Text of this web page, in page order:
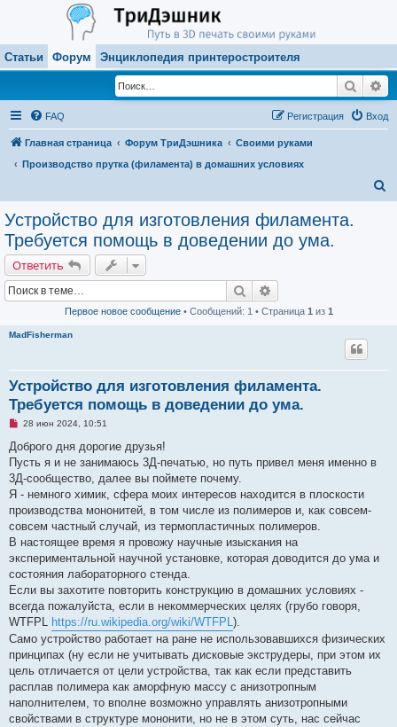
Статьи Форум Энциклопедия принтеростроителя
Поиск
FAQ Вход
Регистрация
Главная страница Форум ТриДэшника
Своими руками
Производство прутка (филамента) в домашних условиях
Устройство для изготовления филамента.
Требуется помощь в доведении до ума.
Ответить
Поиск
Первое новое сообщение• Сообщений: 1 • Страница 1 из 1
MadFisherman
Устройство для изготовления филамента.
Требуется помощь в доведении до ума.
Н
п
о
ч
и
т
а
н
о
с
о
б
щ
н
и
е
28 июн 2024, 10:51
Доброго дня дорогие друзья!
Пусть я и не занимаюсь 3Д-печатью, но путь привел меня именно в
3Д-сообщество, далее вы поймете почему.
Я - немного химик, сфера моих интересов находится в плоскости
производства мононитей, в том числе из полимеров и, как совсем-
совсем частный случай, из термопластичных полимеров.
В настоящее время я провожу научные изыскания на
экспериментальной научной установке, которая доводится до ума и
состояния лабораторного стенда.
Если вы захотите повторить конструкцию в домашних условиях -
всегда пожалуйста, если в некоммерческих целях (грубо говоря,
WTFPL https://ru.wikipedia.org/wiki/WTFPL).
Само устройство работает на ране не использовавшихся физических
принципах (ну если не учитывать дисковые экструдеры, при этом их
цель отличается от цели устройства, так как если представить
расплав полимера как аморфную массу с анизотропным
наполнителем, то вполне возможно управлять анизотропными
свойствами в структуре мононити, но не в этом суть, нас сейчас